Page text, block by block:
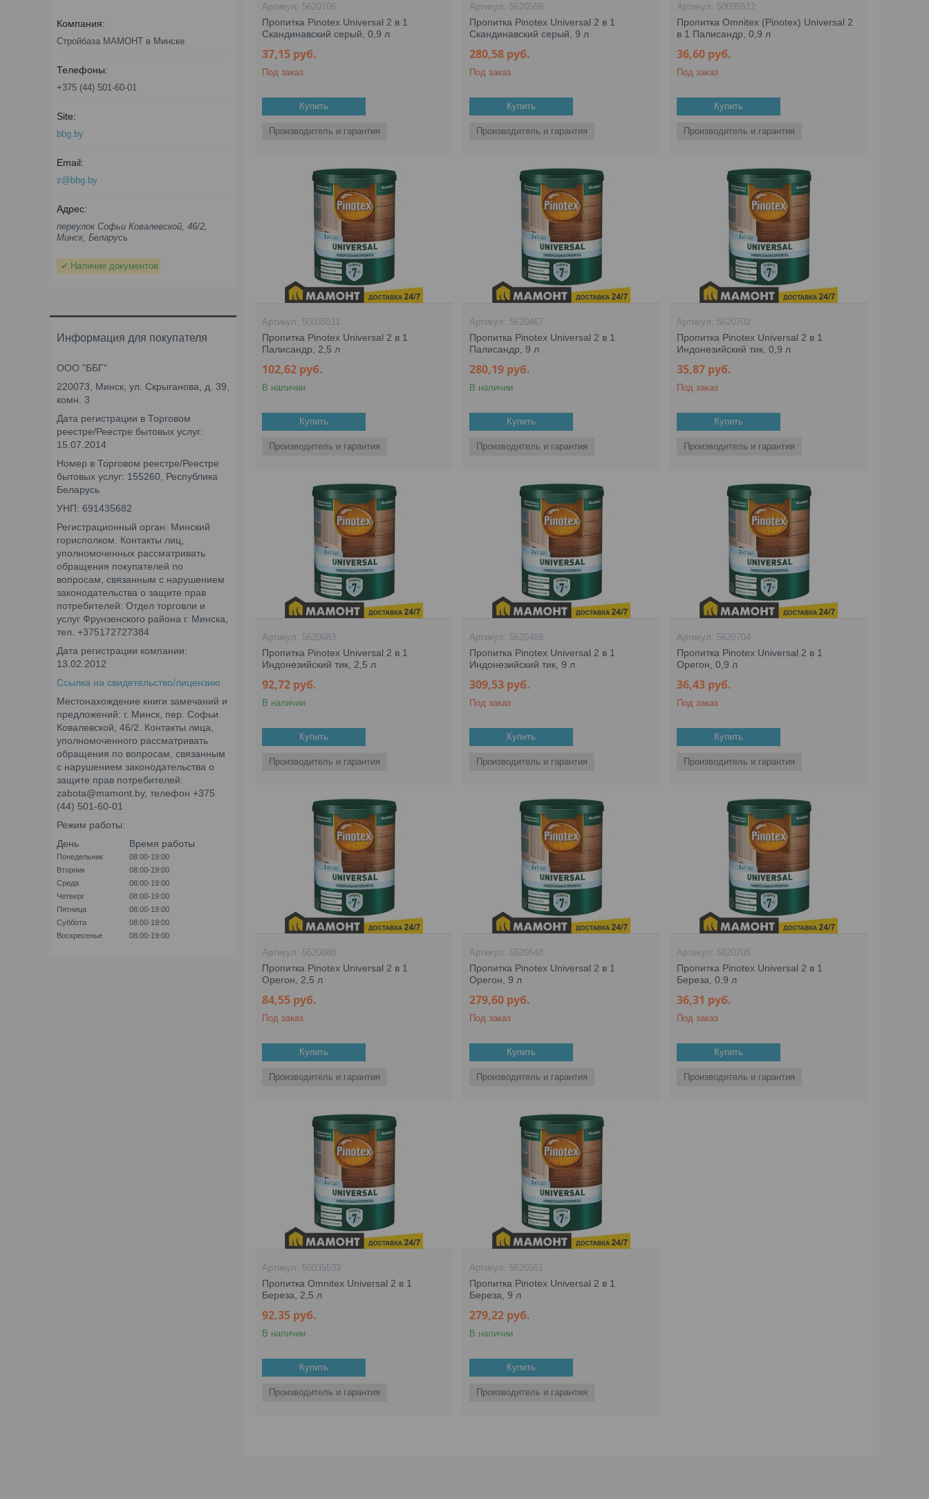
5620706
Пропитка Pinotex Universal 2 в 1
Скандинавский серый, 0,9 л
37,15 руб.
Под заказ
Купить
Производитель и гарантия
5620559
Пропитка Pinotex Universal 2 в 1
Скандинавский серый, 9 л
280,58 руб.
Под заказ
Купить
Производитель и гарантия
50035512
Пропитка Omnitex (Pinotex) Universal 2
в 1 Палисандр, 0,9 л
36,60 руб.
Под заказ
Купить
Производитель и гарантия
50035511
Пропитка Pinotex Universal 2 в 1
Палисандр, 2,5 л
102,62 руб.
В наличии
Купить
Производитель и гарантия
5620467
Пропитка Pinotex Universal 2 в 1
Палисандр, 9 л
280,19 руб.
В наличии
Купить
Производитель и гарантия
5620702
Пропитка Pinotex Universal 2 в 1
Индонезийский тик, 0,9 л
35,87 руб.
Под заказ
Купить
Производитель и гарантия
5620683
Пропитка Pinotex Universal 2 в 1
Индонезийский тик, 2,5 л
92,72 руб.
В наличии
Купить
Производитель и гарантия
5620468
Пропитка Pinotex Universal 2 в 1
Индонезийский тик, 9 л
309,53 руб.
Под заказ
Купить
Производитель и гарантия
5620704
Пропитка Pinotex Universal 2 в 1
Орегон, 0,9 л
36,43 руб.
Под заказ
Купить
Производитель и гарантия
5620688
Пропитка Pinotex Universal 2 в 1
Орегон, 2,5 л
84,55 руб.
Под заказ
Купить
Производитель и гарантия
5620548
Пропитка Pinotex Universal 2 в 1
Орегон, 9 л
279,60 руб.
Под заказ
Купить
Производитель и гарантия
5620705
Пропитка Pinotex Universal 2 в 1
Береза, 0,9 л
36,31 руб.
Под заказ
Купить
Производитель и гарантия
50035533
Пропитка Omnitex Universal 2 в 1
Береза, 2,5 л
92,35 руб.
В наличии
Купить
Производитель и гарантия
5620551
Пропитка Pinotex Universal 2 в 1
Береза, 9 л
279,22 руб.
В наличии
Купить
Производитель и гарантия
Стройбаза МАМОНТ в Минске
+375 (44) 501-60-01
bbg.by
z@bbg.by
переулок Софьи Ковалевской, 46/2,
Минск, Беларусь
Наличие документов
Информация для покупателя
ООО "ББГ"
220073, Минск, ул. Скрыганова, д. 39,
комн. 3
Дата регистрации в Торговом
реестре/Реестре бытовых услуг:
15.07.2014
Номер в Торговом реестре/Реестре
бытовых услуг: 155260, Республика
Беларусь
УНП: 691435682
Регистрационный орган: Минский
горисполком. Контакты лиц,
уполномоченных рассматривать
обращения покупателей по
вопросам, связанным с нарушением
законодательства о защите прав
потребителей: Отдел торговли и
услуг Фрунзенского района г. Минска,
тел. +375172727384
Дата регистрации компании:
13.02.2012
Ссылка на свидетельство/лицензию
Местонахождение книги замечаний и
предложений: г. Минск, пер. Софьи
Ковалевской, 46/2. Контакты лица,
уполномоченного рассматривать
обращения по вопросам, связанным
с нарушением законодательства о
защите прав потребителей:
zabota@mamont.by, телефон +375
(44) 501-60-01
Режим работы:
День
Время работы
Понедельник
08:00-19:00
Вторник
08:00-19:00
Среда
08:00-19:00
Четверг
08:00-19:00
Пятница
08:00-19:00
Суббота
08:00-19:00
Воскресенье
08:00-19:00